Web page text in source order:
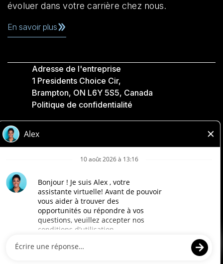
évoluer dans votre carrière chez nous.
En savoir plus
Adresse de l'entreprise
1 Presidents Choice Cir,
Brampton, ON L6Y 5S5, Canada
Politique de confidentialité
Accessibilité
Compagnies Loblaw